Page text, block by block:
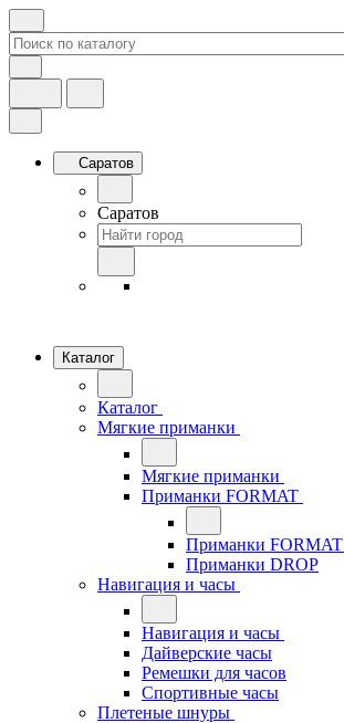
Саратов
Саратов
Каталог
Каталог
Мягкие приманки
Мягкие приманки
Приманки FORMAT
Приманки FORMAT
Приманки DROP
Навигация и часы
Навигация и часы
Дайверские часы
Ремешки для часов
Спортивные часы
Плетеные шнуры